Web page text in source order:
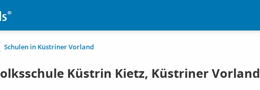
Schulen in Küstriner Vorland
Küstrin Kietz, Küstriner Vorland